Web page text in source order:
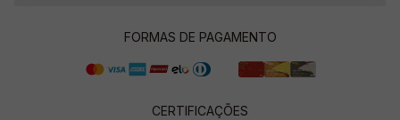
FORMAS DE PAGAMENTO
CERTIFICAÇÕES